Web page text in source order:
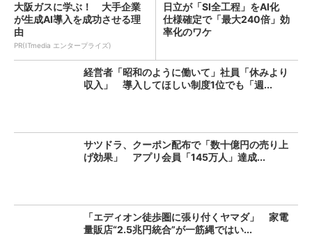
大阪ガスに学ぶ！ 大手企業
が生成AI導入を成功させる理
由
PR(ITmedia エンタープライズ)
日立が「SI全工程」をAI化
仕様確定で「最大240倍」効
率化のワケ
経営者「昭和のように働いて」社員「休みより
収入」 導入してほしい制度1位でも「週...
サツドラ、クーポン配布で「数十億円の売り上
げ効果」 アプリ会員「145万人」達成...
「エディオン徒歩圏に張り付くヤマダ」 家電
量販店“2.5兆円統合”が一筋縄ではい...